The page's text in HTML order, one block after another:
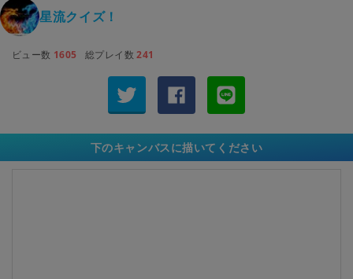
星流クイズ！
ビュー数 1605 総プレイ数 241
下のキャンバスに描いてください